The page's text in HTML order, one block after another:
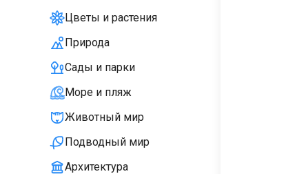
Цветы и растения
Природа
Сады и парки
Море и пляж
Животный мир
Подводный мир
Архитектура